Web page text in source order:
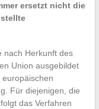
ersetzt nicht die
nach Herkunft des
Union ausgebildet
Für diejenigen, die
das Verfahren